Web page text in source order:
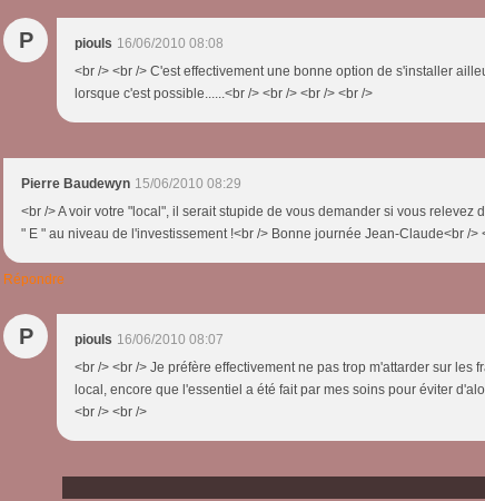
P piouls 16/06/2010 08:08
<br /> <br /> C'est effectivement une bonne option de s'installer
lorsque c'est possible......<br /> <br /> <br /> <br />
Pierre Baudewyn 15/06/2010 08:29
<br /> A voir votre "local", il serait stupide de vous demander si vous relevez
" E " au niveau de l'investissement !<br /> Bonne journée Jean-Claude<br />
Répondre
P piouls 16/06/2010 08:07
<br /> <br /> Je préfère effectivement ne pas trop m'attarder sur les
local, encore que l'essentiel a été fait par mes soins pour éviter
<br /> <br />